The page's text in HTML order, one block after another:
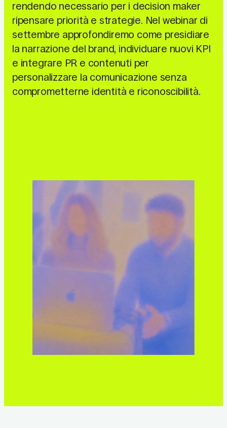
rendendo necessario per i decision maker
ripensare priorità e strategie. Nel webinar di
settembre approfondiremo come presidiare
la narrazione del brand, individuare nuovi KPI
e integrare PR e contenuti per
personalizzare la comunicazione senza
comprometterne identità e riconoscibilità.